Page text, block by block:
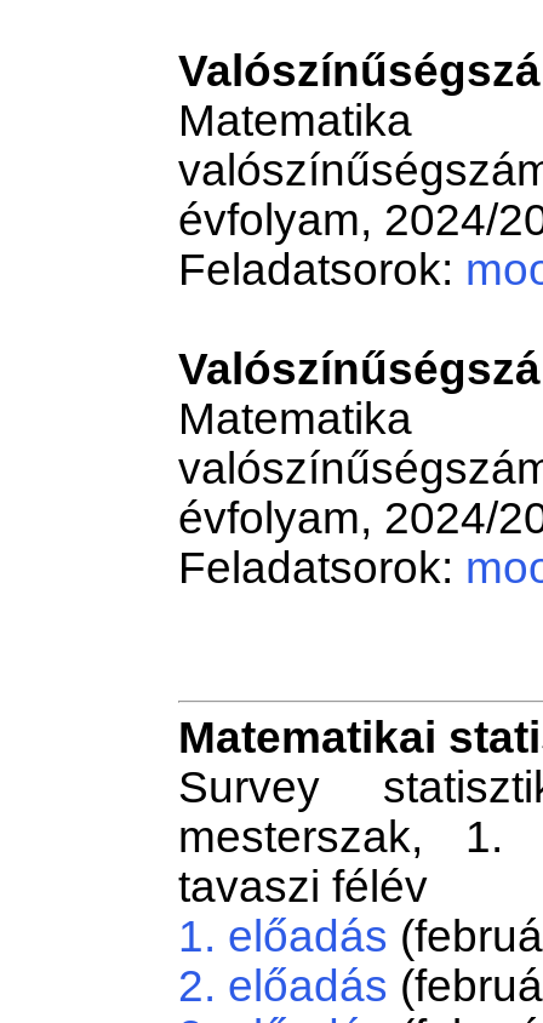
évfolyam, 2024/
Feladatsorok:
évfolyam, 2024/
Feladatsorok:
Matematikai
Survey
mesterszak, 1.
tavaszi félév
1. előadás
2. előadás